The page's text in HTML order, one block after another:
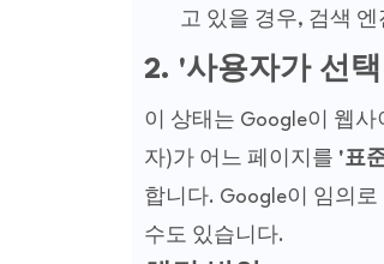
고 있을 경우, 검색 엔
2. '사용자가 선
이 상태는 Google이 웹사
자)가 어느 페이지를 '표
합니다. Google이 임의
수도 있습니다.